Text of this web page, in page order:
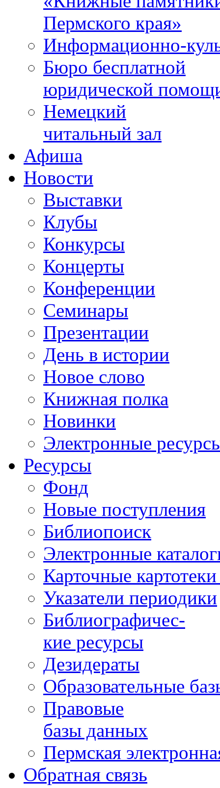
Пермского края»
Информационно-
Бюро бесплатной
юридической
Немецкий
читальный зал
Афиша
Новости
Выставки
Клубы
Конкурсы
Концерты
Конференции
Семинары
Презентации
День в истории
Новое слово
Книжная полка
Новинки
Электронные
Ресурсы
Фонд
Новые поступления
Библиопоиск
Электронные
Карточные
Указатели периодики
Библиографичес-
кие ресурсы
Дезидераты
Образовательные
Правовые
базы данных
Пермская
Обратная связь